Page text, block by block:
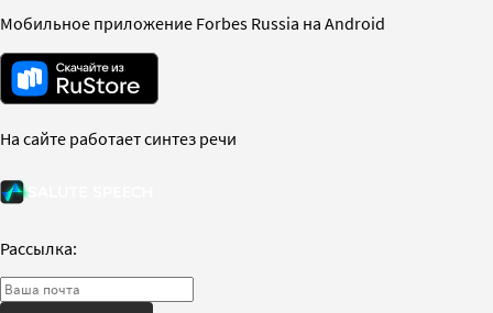
Мобильное приложение Forbes Russia на Android
На сайте работает синтез речи
Рассылка: